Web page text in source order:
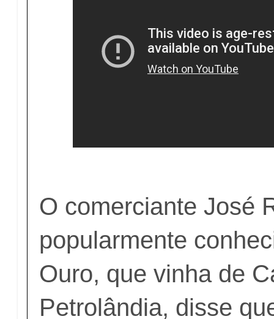
O comerciante José
popularmente
Ouro, que vinha de
Petrolândia, disse